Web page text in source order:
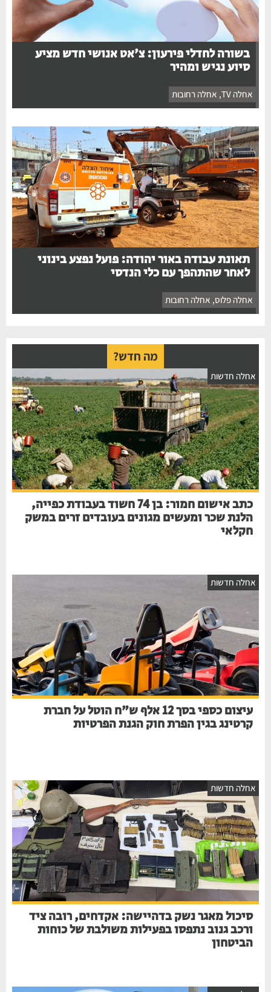
בשורה לחדלי פירעון: צ'אט אנושי חדש מציע
סיוע נגיש ומהיר
אחלה TV ,אחלה רחובות
תאונת עבודה באור יהודה: פועל נפצע בינוני
לאחר שהתהפך עם כלי הנדסי
אחלה פלוס ,אחלה רחובות
מה חדש?
חדשות
כתב אישום חמור: בן 74 חשוד בעבודת כפייה,
הלנת שכר ומעשים מגונים בעובדים זרים במשק
חקלאי
חדשות
עיצום כספי בסך 12 אלף ש"ח הוטל על חברת
קרטינג בגין הפרת חוק הגנת הפרטיות
חדשות
סיכול מאגר נשק בדהיישה: אקדחים, רובה ציד
ורכב גנוב נתפסו בפעילות משולבת של כוחות
הביטחון